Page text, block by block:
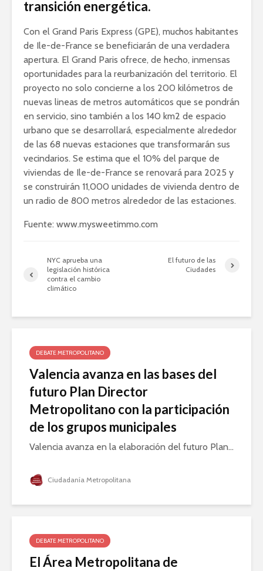
transición energética.
Con el Grand Paris Express (GPE), muchos habitantes
de Ile-de-France se beneficiarán de una verdadera
apertura. El Grand Paris ofrece, de hecho, inmensas
oportunidades para la reurbanización del territorio. El
proyecto no solo concierne a los 200 kilómetros de
nuevas lineas de metros automáticos que se pondrán
en servicio, sino también a los 140 km2 de espacio
urbano que se desarrollará, especialmente alrededor
de las 68 nuevas estaciones que transformarán sus
vecindarios. Se estima que el 10% del parque de
viviendas de Ile-de-France se renovará para 2025 y
se construirán 11,000 unidades de vivienda dentro de
un radio de 800 metros alrededor de las estaciones.
Fuente: www.mysweetimmo.com
NYC aprueba una
legislación histórica
contra el cambio
climático
El futuro de las
Ciudades
DEBATE METROPOLITANO
Valencia avanza en las bases del
futuro Plan Director
Metropolitano con la participación
de los grupos municipales
Valencia avanza en la elaboración del futuro Plan...
Ciudadanía Metropolitana
DEBATE METROPOLITANO
El Área Metropolitana de